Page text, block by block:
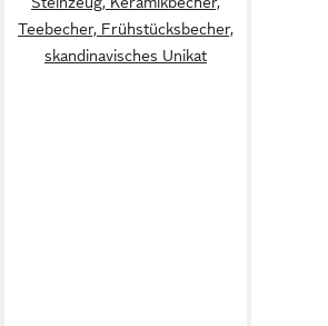
Teebecher, Frühstücksbecher,
skandinavisches Unikat